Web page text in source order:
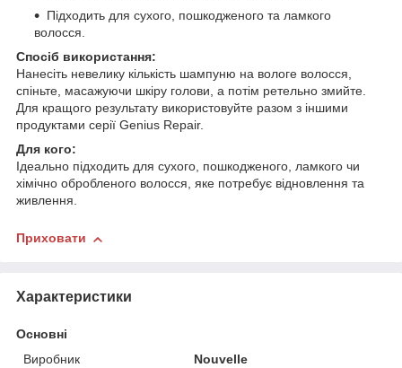
Підходить для сухого, пошкодженого та ламкого
волосся.
Спосіб використання:
Нанесіть невелику кількість шампуню на вологе волосся,
спіньте, масажуючи шкіру голови, а потім ретельно змийте.
Для кращого результату використовуйте разом з іншими
продуктами серії Genius Repair.
Для кого:
Ідеально підходить для сухого, пошкодженого, ламкого чи
хімічно обробленого волосся, яке потребує відновлення та
живлення.
Приховати
Характеристики
Основні
Виробник
Nouvelle